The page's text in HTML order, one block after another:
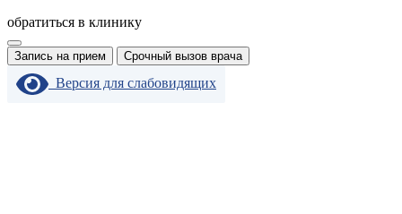
обратиться в клинику
Запись на прием Срочный вызов врача
Версия для слабовидящих